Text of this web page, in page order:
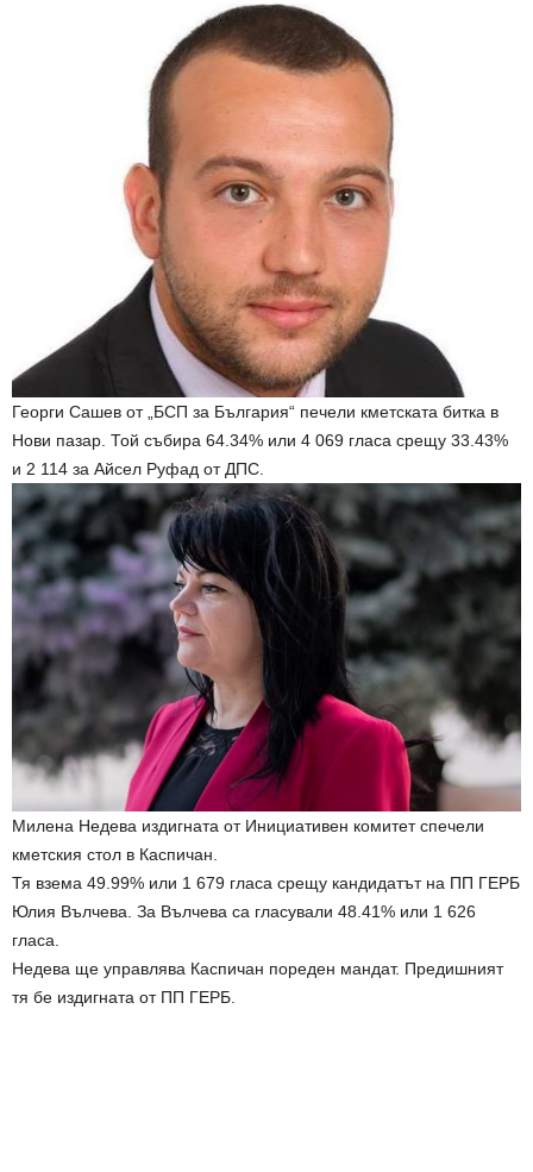
Георги Сашев от „БСП за България“ печели кметската битка в
Нови пазар. Той събира 64.34% или 4 069 гласа срещу 33.43%
и 2 114 за Айсел Руфад от ДПС.
Милена Недева издигната от Инициативен комитет спечели
кметския стол в Каспичан.
Тя взема 49.99% или 1 679 гласа срещу кандидатът на ПП ГЕРБ
Юлия Вълчева. За Вълчева са гласували 48.41% или 1 626
гласа.
Недева ще управлява Каспичан пореден мандат. Предишният
тя бе издигната от ПП ГЕРБ.